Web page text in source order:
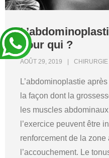
pour qui ?
AOÛT 29, 2019
L’abdominoplastie
la façon dont la
les muscles
l’exercice peuvent être
renforcement de la
l’accouchement. Le